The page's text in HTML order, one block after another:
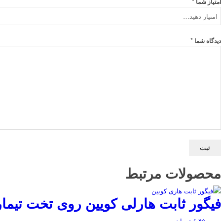
امتیاز شما
دیدگاه شما *
محصولات مرتبط
فیگور ثابت هارلی کویین روی تخت